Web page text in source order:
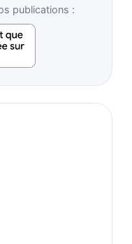
publications :